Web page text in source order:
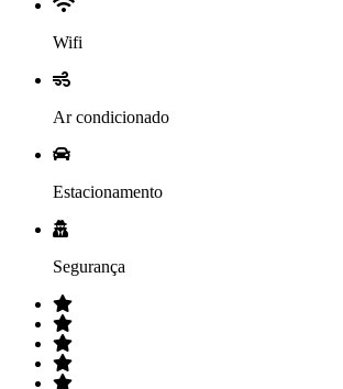
Wifi
Ar condicionado
Estacionamento
Segurança